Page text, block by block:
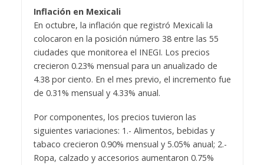
Inflación en Mexicali
En octubre, la inflación que registró Mexicali la
colocaron en la posición número 38 entre las 55
ciudades que monitorea el INEGI. Los precios
crecieron 0.23% mensual para un anualizado de
4.38 por ciento. En el mes previo, el incremento fue
de 0.31% mensual y 4.33% anual.
Por componentes, los precios tuvieron las
siguientes variaciones: 1.- Alimentos, bebidas y
tabaco crecieron 0.90% mensual y 5.05% anual; 2.-
Ropa, calzado y accesorios aumentaron 0.75%